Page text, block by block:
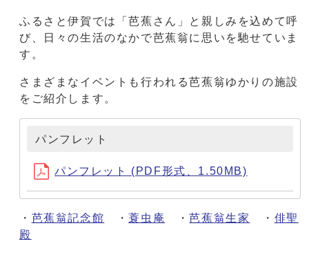
ふるさと伊賀では「芭蕉さん」と親しみを込めて呼
び、日々の生活のなかで芭蕉翁に思いを馳せていま
す。
さまざまなイベントも行われる芭蕉翁ゆかりの施設
をご紹介します。
パンフレット
パンフレット (PDF形式、1.50MB)
・ 芭蕉翁記念館 ・蓑虫庵 ・芭蕉翁生家 ・ 俳聖
殿